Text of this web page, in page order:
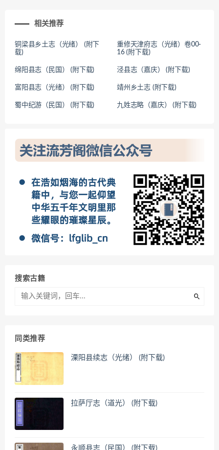
相关推荐
铜梁县乡土志（光绪） (附下
载)
重修天津府志（光绪）卷00-
16 (附下载)
绵阳县志（民国） (附下载) 泾县志（嘉庆） (附下载)
富阳县志（光绪） (附下载) 靖州乡土志 (附下载)
蜀中纪游（民国） (附下载) 九姓志略（嘉庆） (附下载)
搜索古籍
同类推荐
溧阳县续志（光绪） (附下载)
拉萨厅志（道光） (附下载)
永顺县志（民国） (附下载)